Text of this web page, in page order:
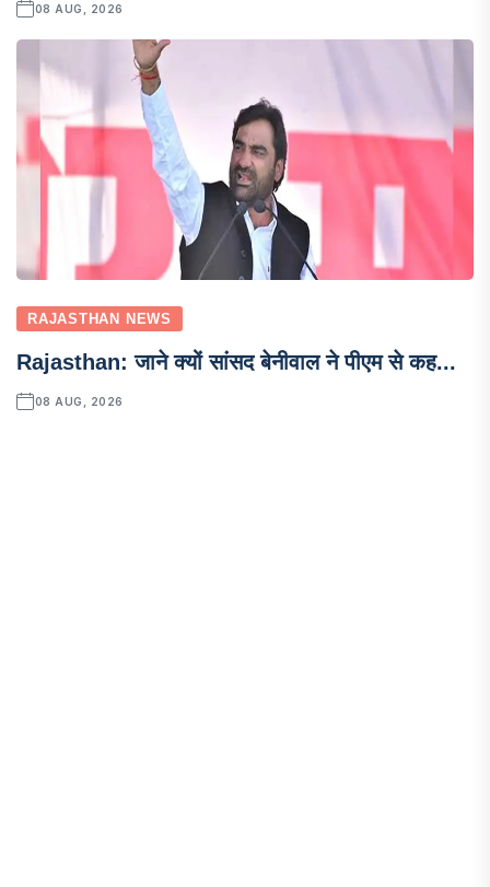
08 AUG, 2026
RAJASTHAN NEWS
Rajasthan: जाने क्यों सांसद बेनीवाल ने पीएम से कह...
08 AUG, 2026